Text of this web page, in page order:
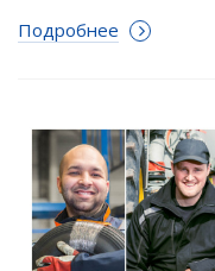
Подробнее